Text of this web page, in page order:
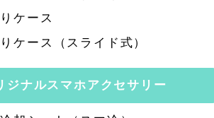
ケース
ケース（スライド式）
ジナルスマホアクセサリー